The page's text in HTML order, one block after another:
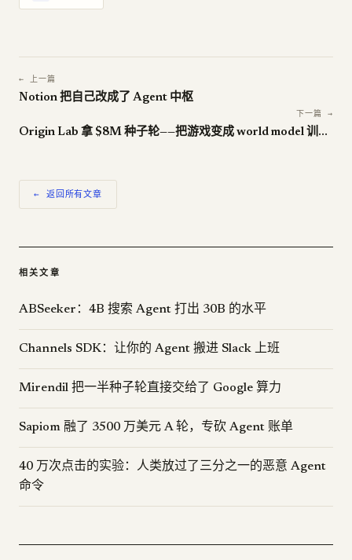
← 上一篇
Notion 把自己改成了 Agent 中枢
下一篇 →
Origin Lab 拿 $8M 种子轮——把游戏变成 world model 训练数据
← 返回所有文章
相关文章
ABSeeker：4B 搜索 Agent 打出 30B 的水平
Channels SDK：让你的 Agent 搬进 Slack 上班
Mirendil 把一半种子轮直接交给了 Google 算力
Sapiom 融了 3500 万美元 A 轮，专砍 Agent 账单
40 万次点击的实验：人类放过了三分之一的恶意 Agent
命令